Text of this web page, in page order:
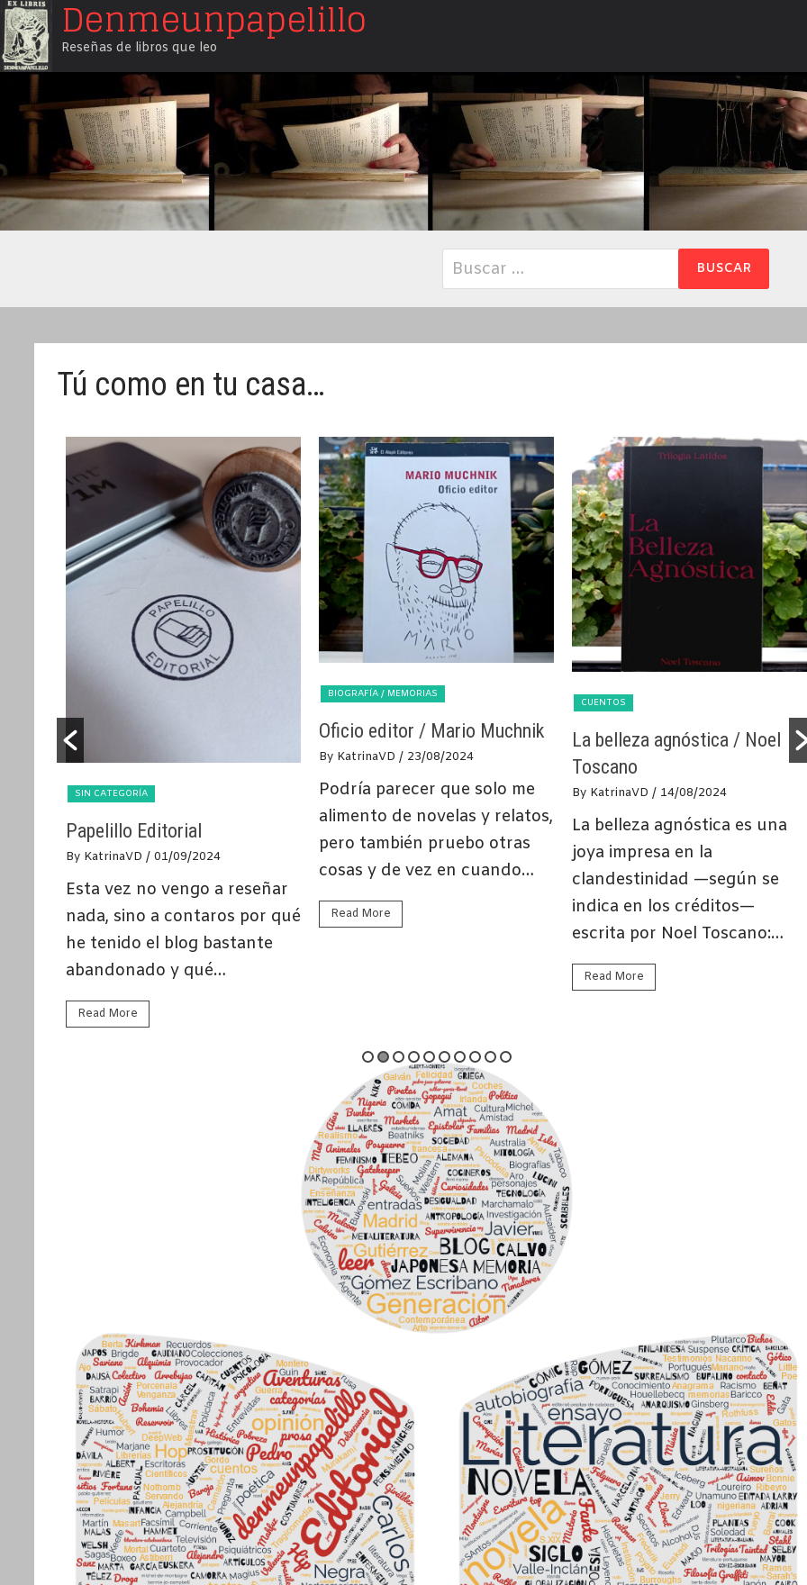
Saltar
al
contenido
Denmeunpapelillo
Reseñas de libros que leo
Buscar:
Tú como en tu casa…
SIN CATEGORÍA
Papelillo Editorial
By KatrinaVD / 01/09/2024
Esta vez no vengo a reseñar
nada, sino a contaros por qué
he tenido el blog bastante
abandonado y qué…
Read More
BIOGRAFÍA / MEMORIAS
Oficio editor / Mario Muchnik
By KatrinaVD / 23/08/2024
Podría parecer que solo me
alimento de novelas y relatos,
pero también pruebo otras
cosas y de vez en cuando…
Read More
CUENTOS
La belleza agnóstica / Noel
Toscano
By KatrinaVD / 14/08/2024
La belleza agnóstica es una
joya impresa en la
clandestinidad —según se
indica en los créditos—
escrita por Noel Toscano:…
Read More